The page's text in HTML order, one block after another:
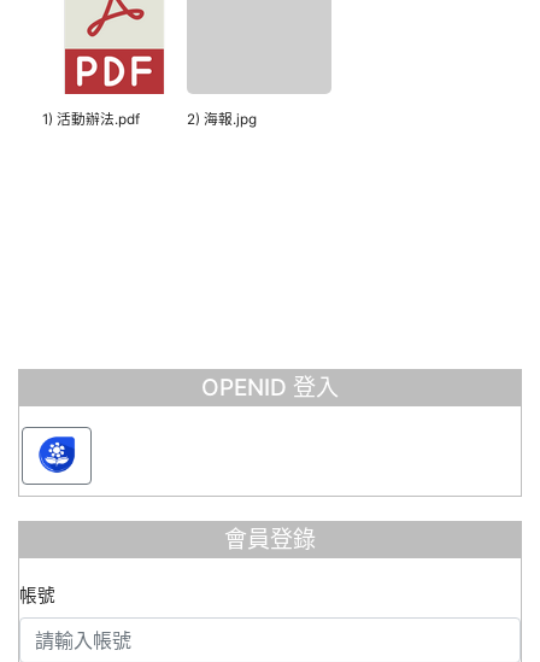
1) 活動辦法.pdf 2) 海報.jpg
OPENID 登入
會員登錄
帳號